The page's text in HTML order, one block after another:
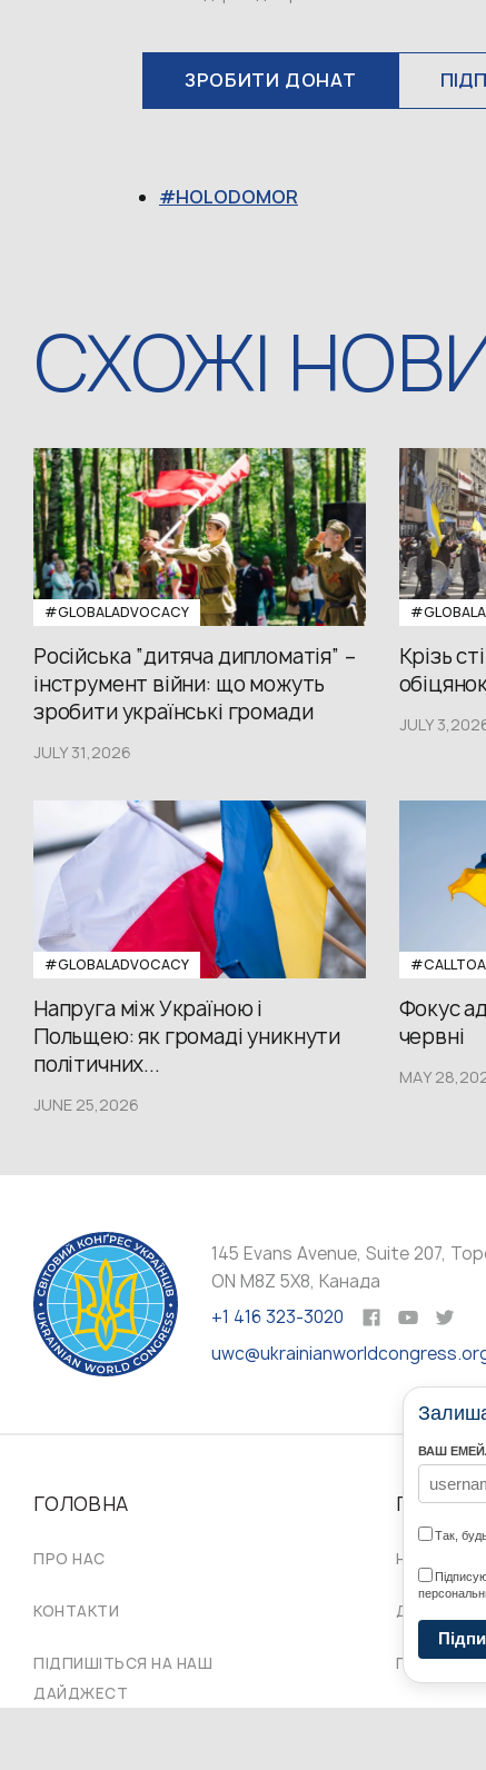
ЗРОБИТИ ДОНАТ
HOLODOMOR
СХОЖІ
#GLOBALADVOCACY
Російська “дитяча дипломатія” –
інструмент війни: що можуть
зробити українські громади
JULY 31,2026
Крізь
JULY
#GLOBALADVOCACY
Напруга між Україною і
Польщею: як громаді уникнути
політичних...
JUNE 25,2026
Фокус
червні
MAY
145 Evans Avenue, Suite 207,
ON M8Z 5X8, Канада
+1 416 323-3020
ГОЛОВНА
ПРО НАС
КОНТАКТИ
ПІДПИШІТЬСЯ НА НАШ
ДАЙДЖЕСТ
ПРО НАС
НАШІ
ДОРАДЧА
ПРОВІД
ВАШ
Так,